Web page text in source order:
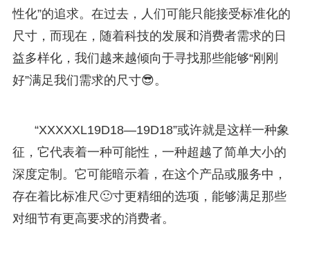
性化”的追求。在过去，人们可能只能接受标准化的
尺寸，而现在，随着科技的发展和消费者需求的日
益多样化，我们越来越倾向于寻找那些能够“刚刚
好”满足我们需求的尺寸😎。
“XXXXXL19D18—19D18”或许就是这样一种象
征，它代表着一种可能性，一种超越了简单大小的
深度定制。它可能暗示着，在这个产品或服务中，
存在着比标准尺🙂寸更精细的选项，能够满足那些
对细节有更高要求的消费者。